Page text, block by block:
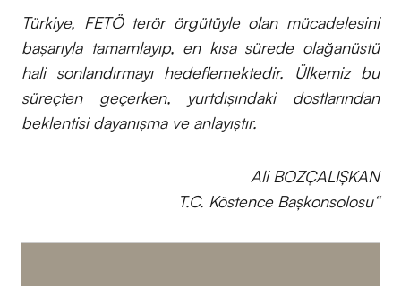
Türkiye, FETÖ terör örgütüyle olan mücadelesini
başarıyla tamamlayıp, en kısa sürede olağanüstü
hali sonlandırmayı hedeflemektedir. Ülkemiz bu
süreçten geçerken, yurtdışındaki dostlarından
beklentisi dayanışma ve anlayıştır.
Ali BOZÇALIŞKAN
T.C. Köstence Başkonsolosu“